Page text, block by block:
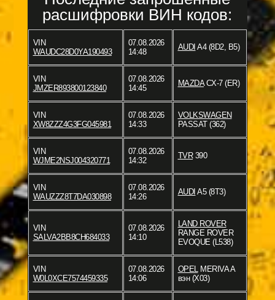
расшифровки ВИН кодов:
VIN
WAUDC28D0YA190493
07.08.2026
14:48
AUDI A4 (8D2, B5)
VIN
JMZER893800123840
07.08.2026
14:45
MAZDACX-7 (ER)
VIN
XW8ZZZ4G3FG045981
07.08.2026
14:33
VOLKSWAGEN
PASSAT (362)
VIN
WJME2NSJ004320771
07.08.2026
14:32
TVR390
VIN
WAUZZZ8T7DA030898
07.08.2026
14:26
AUDI A5 (8T3)
VIN
SALVA2BB8CH684033
07.08.2026
14:10
LAND ROVER
RANGE ROVER
EVOQUE (L538)
VIN
W0L0XCE7574459335
07.08.2026
14:06
OPELMERIVA A
вэн (X03)